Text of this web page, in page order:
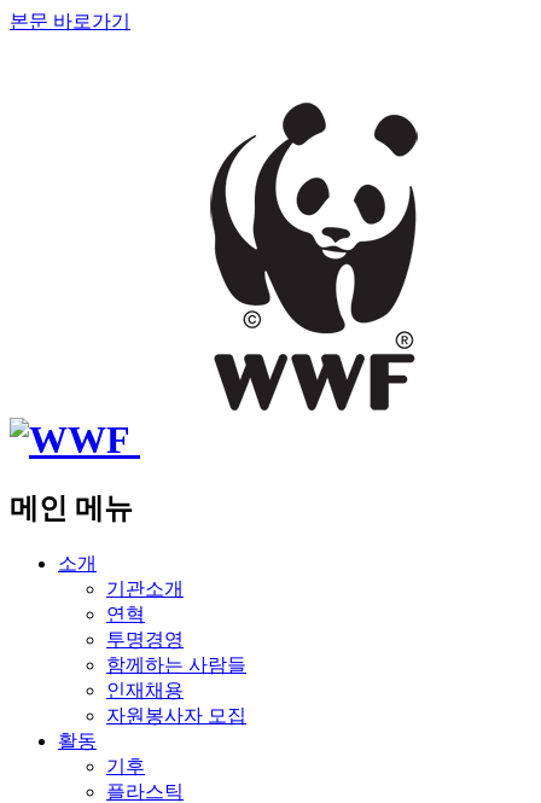
본문 바로가기
메인 메뉴
소개
기관소개
연혁
투명경영
함께하는 사람들
인재채용
자원봉사자 모집
활동
기후
플라스틱